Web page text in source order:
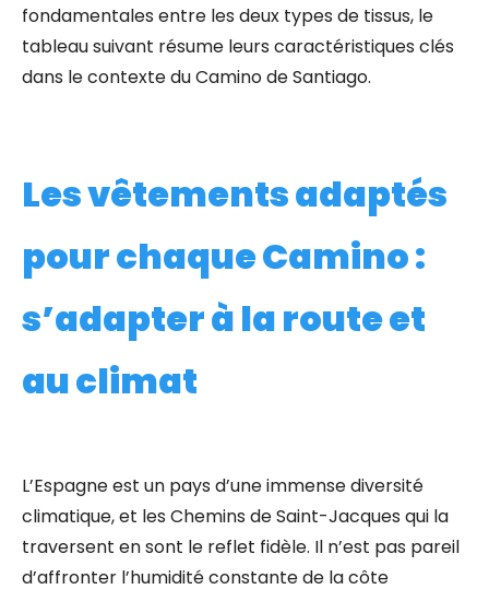
fondamentales entre les deux types de tissus, le
tableau suivant résume leurs caractéristiques clés
dans le contexte du Camino de Santiago.
Les vêtements adaptés
pour chaque Camino :
s’adapter à la route et
au climat
L’Espagne est un pays d’une immense diversité
climatique, et les Chemins de Saint-Jacques qui la
traversent en sont le reflet fidèle. Il n’est pas pareil
d’affronter l’humidité constante de la côte